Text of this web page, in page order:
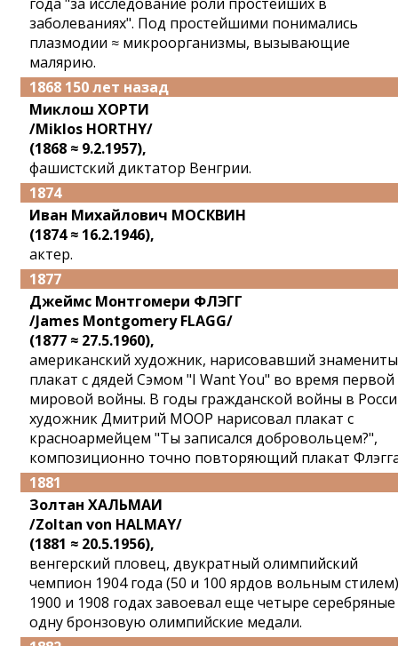
заболеваниях". Под простейшими понимались
плазмодии ≈ микроорганизмы, вызывающие
малярию.
1868 150 лет назад
Миклош ХОРТИ
/Miklos HORTHY/
(1868 ≈ 9.2.1957),
фашистский диктатор Венгрии.
1874
Иван Михайлович МОСКВИН
(1874 ≈ 16.2.1946),
актер.
1877
Джеймс Монтгомери ФЛЭГГ
/James Montgomery FLAGG/
(1877 ≈ 27.5.1960),
американский художник, нарисовавший
плакат с дядей Сэмом "I Want You" во время первой
мировой войны. В годы гражданской войны в
художник Дмитрий МООР нарисовал плакат с
красноармейцем "Ты записался добровольцем?",
композиционно точно повторяющий плакат
1881
Золтан ХАЛЬМАИ
/Zoltan von HALMAY/
(1881 ≈ 20.5.1956),
венгерский пловец, двукратный олимпийский
чемпион 1904 года (50 и 100 ярдов вольным
1900 и 1908 годах завоевал еще четыре
одну бронзовую олимпийские медали.